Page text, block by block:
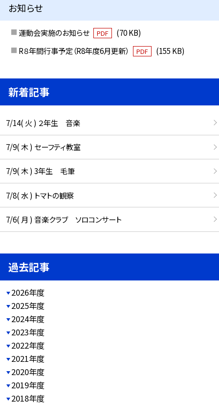
お知らせ
運動会実施のお知らせ PDF
(70 KB)
R８年間行事予定（R8年度6月更新）
PDF (155 KB)
新着記事
7/14( 火 ) ２年生 音楽
7/9( 木 ) セーフティ教室
7/9( 木 ) 3年生 毛筆
7/8( 水 ) トマトの観察
7/6( 月 ) 音楽クラブ ソロコンサート
過去記事
2026年度
2025年度
2024年度
2023年度
2022年度
2021年度
2020年度
2019年度
2018年度